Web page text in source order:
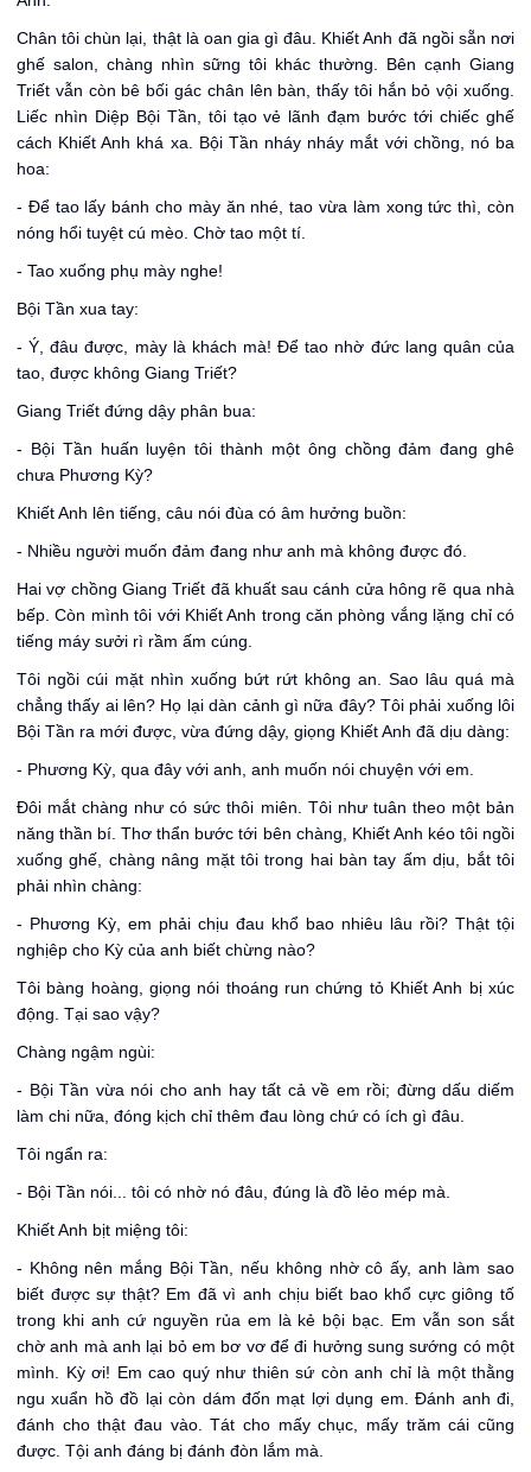
Chân tôi chùn lại, thật là oan gia gì đâu. Khiết Anh đã ngồi sẵn nơi
ghế salon, chàng nhìn sững tôi khác thường. Bên cạnh Giang
Triết vẫn còn bê bối gác chân lên bàn, thấy tôi hắn bỏ vội xuống.
Liếc nhìn Diệp Bội Tần, tôi tạo vẻ lãnh đạm bước tới chiếc ghế
cách Khiết Anh khá xa. Bội Tần nháy nháy mắt với chồng, nó ba
hoa:
- Để tao lấy bánh cho mày ăn nhé, tao vừa làm xong tức thì, còn
nóng hổi tuyệt cú mèo. Chờ tao một tí.
- Tao xuống phụ mày nghe!
Bội Tần xua tay:
- Ý, đâu được, mày là khách mà! Để tao nhờ đức lang quân của
tao, được không Giang Triết?
Giang Triết đứng dậy phân bua:
- Bội Tần huấn luyện tôi thành một ông chồng đảm đang ghê
chưa Phương Kỳ?
Khiết Anh lên tiếng, câu nói đùa có âm hưởng buồn:
- Nhiều người muốn đảm đang như anh mà không được đó.
Hai vợ chồng Giang Triết đã khuất sau cánh cửa hông rẽ qua nhà
bếp. Còn mình tôi với Khiết Anh trong căn phòng vắng lặng chỉ có
tiếng máy sưởi rì rầm ấm cúng.
Tôi ngồi cúi mặt nhìn xuống bứt rứt không an. Sao lâu quá mà
chẳng thấy ai lên? Họ lại dàn cảnh gì nữa đây? Tôi phải xuống lôi
Bội Tần ra mới được, vừa đứng dậy, giọng Khiết Anh đã dịu dàng:
- Phương Kỳ, qua đây với anh, anh muốn nói chuyện với em.
Đôi mắt chàng như có sức thôi miên. Tôi như tuân theo một bản
năng thần bí. Thơ thẩn bước tới bên chàng, Khiết Anh kéo tôi ngồi
xuống ghế, chàng nâng mặt tôi trong hai bàn tay ấm dịu, bắt tôi
phải nhìn chàng:
- Phương Kỳ, em phải chịu đau khổ bao nhiêu lâu rồi? Thật tội
nghịêp cho Kỳ của anh biết chừng nào?
Tôi bàng hoàng, giọng nói thoáng run chứng tỏ Khiết Anh bị xúc
động. Tại sao vậy?
Chàng ngậm ngùi:
- Bội Tần vừa nói cho anh hay tất cả về em rồi; đừng dấu diếm
làm chi nữa, đóng kịch chỉ thêm đau lòng chứ có ích gì đâu.
Tôi ngẩn ra:
- Bội Tần nói... tôi có nhờ nó đâu, đúng là đồ lẻo mép mà.
Khiết Anh bịt miệng tôi:
- Không nên mắng Bội Tần, nếu không nhờ cô ấy, anh làm sao
biết được sự thật? Em đã vì anh chịu biết bao khổ cực giông tố
trong khi anh cứ nguyền rủa em là kẻ bội bạc. Em vẫn son sắt
chờ anh mà anh lại bỏ em bơ vơ để đi hưởng sung sướng có một
mình. Kỳ ơi! Em cao quý như thiên sứ còn anh chỉ là một thằng
ngu xuẩn hồ đồ lại còn dám đốn mạt lợi dụng em. Đánh anh đi,
đánh cho thật đau vào. Tát cho mấy chục, mấy trăm cái cũng
được. Tội anh đáng bị đánh đòn lắm mà.